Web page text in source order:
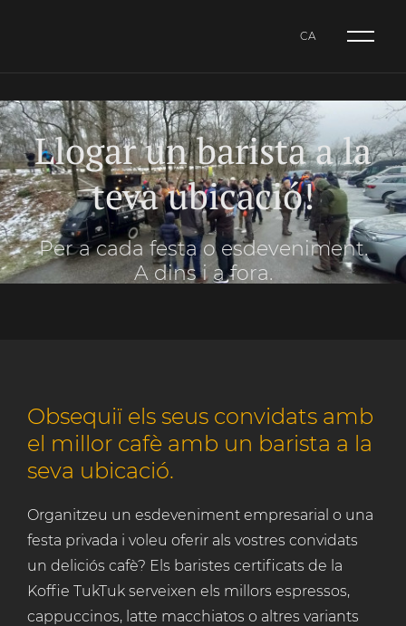
CA
ES
Llogar un barista a la
teva ubicació!
Per a cada festa o esdeveniment.
A dins i a fora.
Obsequiï els seus convidats amb
el millor cafè amb un barista a la
seva ubicació.
Organitzeu un esdeveniment empresarial o una
festa privada i voleu oferir als vostres convidats
un deliciós cafè? Els baristes certificats de la
Koffie TukTuk serveixen els millors espressos,
cappuccinos, latte macchiatos o altres variants